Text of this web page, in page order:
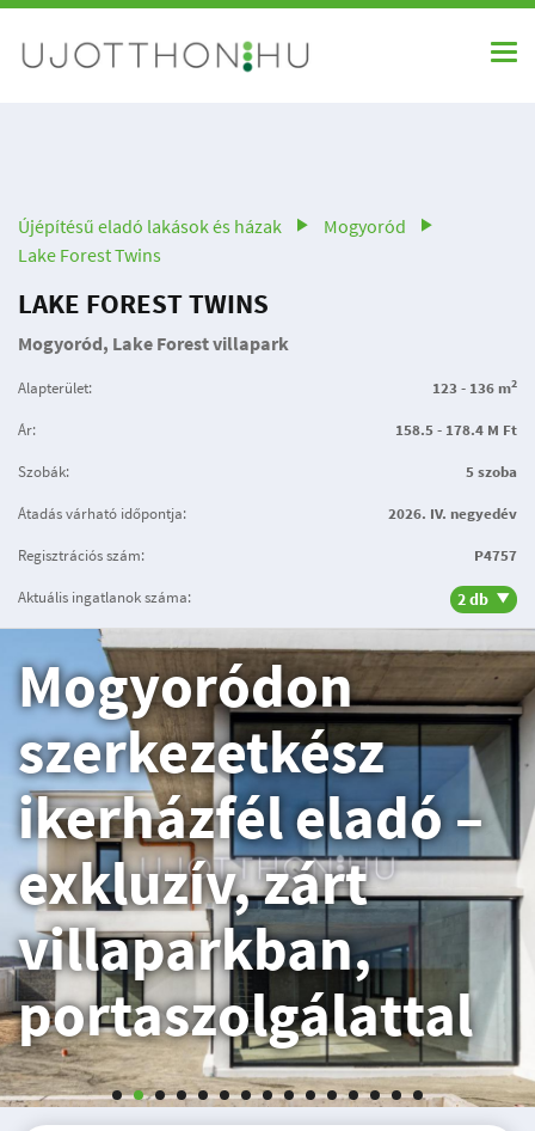
Újépítésű eladó lakások és házak
Mogyoród
Lake Forest Twins
LAKE FOREST TWINS
Mogyoród, Lake Forest villapark
Alapterület: 123 - 136 m2
Ár: 158.5 - 178.4 M Ft
Szobák: 5 szoba
Átadás várható időpontja: 2026. IV. negyedév
Regisztrációs szám: P4757
Aktuális ingatlanok száma: 2 db
Mogyoródon
szerkezetkész
ikerházfél eladó –
exkluzív, zárt
villaparkban,
portaszolgálattal